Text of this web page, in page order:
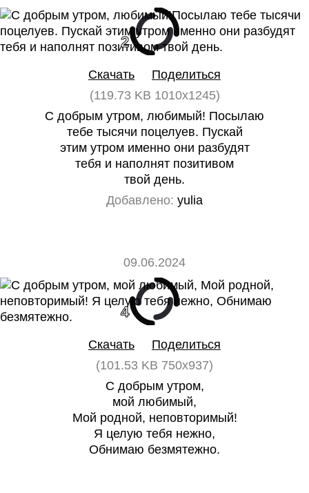
2 0
Скачать
Поделиться
(119.73 KB 1010x1245)
С добрым утром, любимый! Посылаю
тебе тысячи поцелуев. Пускай
этим утром именно они разбудят
тебя и наполнят позитивом
твой день.
Добавлено: yulia
09.06.2024
4
Скачать
Поделиться
(101.53 KB 750x937)
С добрым утром,
мой любимый,
Мой родной, неповторимый!
Я целую тебя нежно,
Обнимаю безмятежно.